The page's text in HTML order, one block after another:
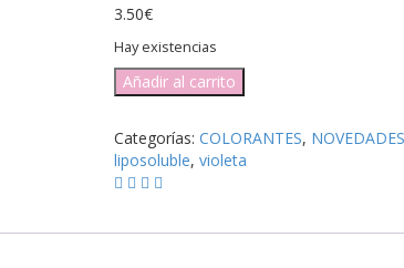
3.50€
Hay existencias
Colorante
en
Liposoluble
Lavanda
Azuluble
Azucren
Añadir al carrito
Categorías: COLORANTES, NOVEDADES
liposoluble, violeta